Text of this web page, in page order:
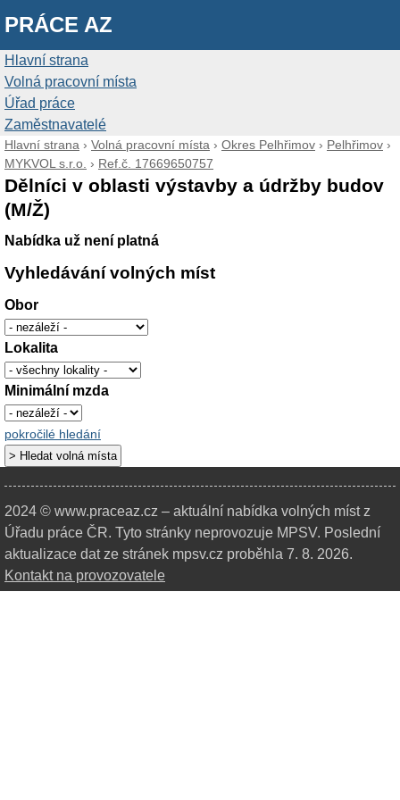
PRÁCE AZ
Hlavní strana
Volná pracovní místa
Úřad práce
Zaměstnavatelé
Hlavní strana › Volná pracovní místa › Okres Pelhřimov › Pelhřimov ›
MYKVOL s.r.o. › Ref.č. 17669650757
Dělníci v oblasti výstavby a údržby budov
(M/Ž)
Nabídka už není platná
Vyhledávání volných míst
Obor
Lokalita
Minimální mzda
pokročilé hledání
2024 © www.praceaz.cz – aktuální nabídka volných míst z
Úřadu práce ČR. Tyto stránky neprovozuje MPSV. Poslední
aktualizace dat ze stránek mpsv.cz proběhla 7. 8. 2026.
Kontakt na provozovatele